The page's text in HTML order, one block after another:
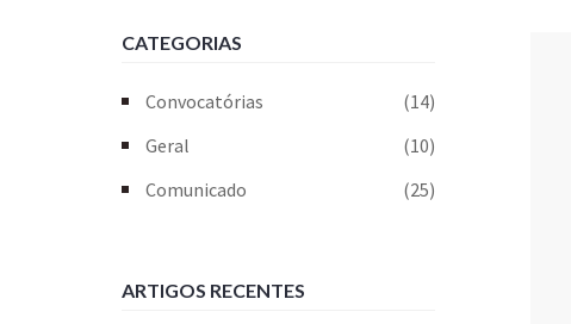
CATEGORIAS
Convocatórias
(14)
Geral
(10)
Comunicado
(25)
ARTIGOS RECENTES